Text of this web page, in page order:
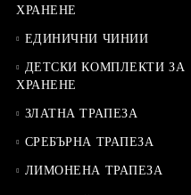
ХРАНЕНЕ
ЕДИНИЧНИ ЧИНИИ
ДЕТСКИ КОМПЛЕКТИ ЗА
ХРАНЕНЕ
ЗЛАТНА ТРАПЕЗА
СРЕБЪРНА ТРАПЕЗА
ЛИМОНЕНА ТРАПЕЗА